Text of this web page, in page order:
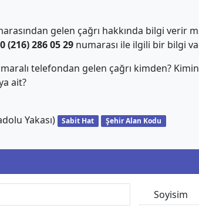
gelen çağrı hakkında bilgi verir
(216) 286 05 29numarası ile ilgili bir bilgi
telefondan gelen çağrı kimden?
ait?
Yakası) Sabit Hat Şehir Alan Kodu
Soyisim